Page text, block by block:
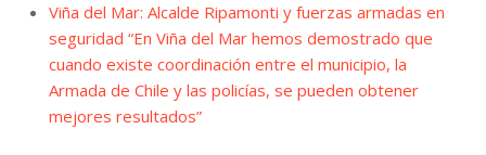
Viña del Mar: Alcalde Ripamonti y fuerzas armadas en
seguridad “En Viña del Mar hemos demostrado que
cuando existe coordinación entre el municipio, la
Armada de Chile y las policías, se pueden obtener
mejores resultados”